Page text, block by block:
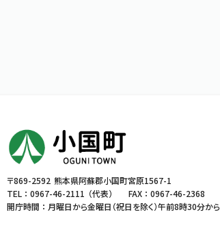
〒869-2592 熊本県阿蘇郡小国町宮原1567-1
TEL ： 0967-46-2111 （代表）
FAX ： 0967-46-2368
開庁時間 ： 月曜日から金曜日（祝日を除く）午前8時30分か